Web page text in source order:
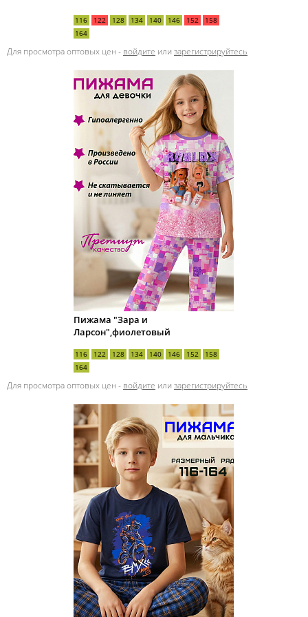
116 122 128 134 140 146 152
158
164
Для просмотра оптовых цен - войдите или зарегистрируйтесь
Пижама "Зара и
Ларсон",фиолетовый
116 122 128 134 140 146 152
158
164
Для просмотра оптовых цен - войдите или зарегистрируйтесь